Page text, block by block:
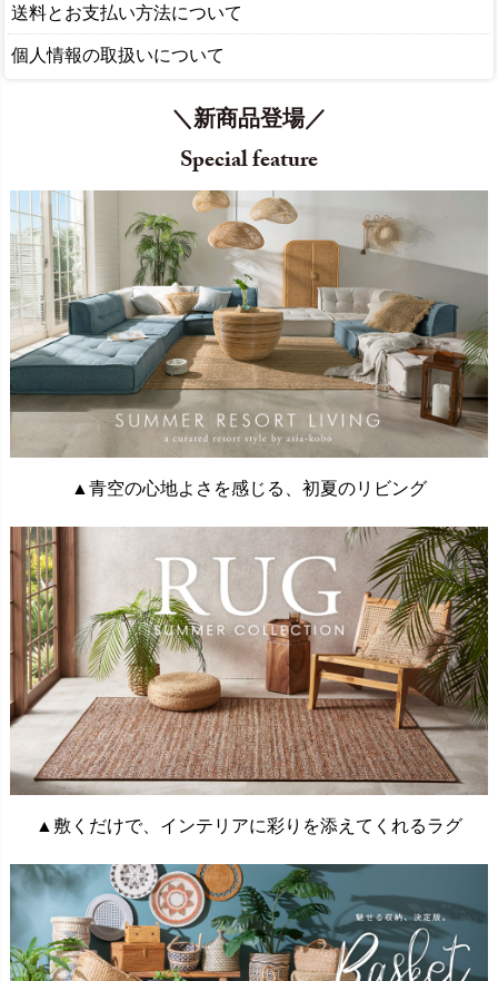
送料とお支払い方法について
個人情報の取扱いについて
＼新商品登場／
Special feature
▲青空の心地よさを感じる、初夏のリビング
▲敷くだけで、インテリアに彩りを添えてくれるラグ